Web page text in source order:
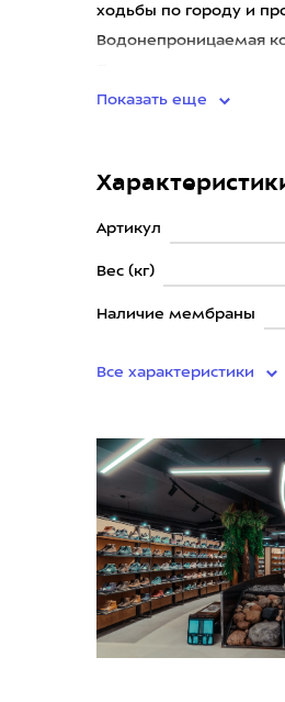
ходьбы по городу и
Водонепроницаемая
Показать еще
Артикул
Вес (кг)
Наличие мембраны
Все характеристики